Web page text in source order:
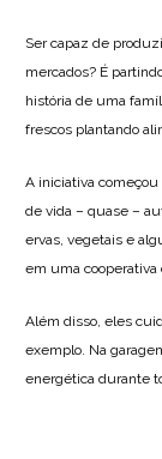
Ser capaz de
mercados? É
história de uma
frescos plantando
A iniciativa
de vida – quase –
ervas, vegetais e
em uma cooperativa
Além disso, eles
exemplo. Na
energética durante